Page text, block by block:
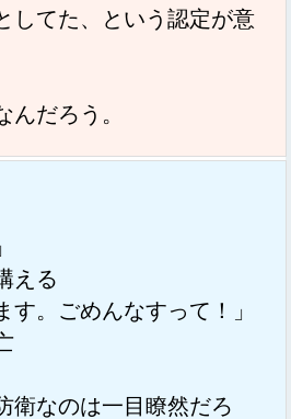
してた、という認定が意
んだろう。
える
す。ごめんなすって！」
衛なのは一目瞭然だろ